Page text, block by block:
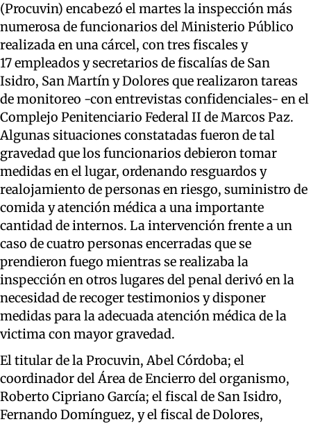
(Procuvin) encabezó el martes la inspección más
numerosa de funcionarios del Ministerio Público
realizada en una cárcel, con tres fiscales y
17 empleados y secretarios de fiscalías de San
Isidro, San Martín y Dolores que realizaron tareas
de monitoreo -con entrevistas confidenciales- en el
Complejo Penitenciario Federal II de Marcos Paz.
Algunas situaciones constatadas fueron de tal
gravedad que los funcionarios debieron tomar
medidas en el lugar, ordenando resguardos y
realojamiento de personas en riesgo, suministro de
comida y atención médica a una importante
cantidad de internos. La intervención frente a un
caso de cuatro personas encerradas que se
prendieron fuego mientras se realizaba la
inspección en otros lugares del penal derivó en la
necesidad de recoger testimonios y disponer
medidas para la adecuada atención médica de la
victima con mayor gravedad.
El titular de la Procuvin, Abel Córdoba; el
coordinador del Área de Encierro del organismo,
Roberto Cipriano García; el fiscal de San Isidro,
Fernando Domínguez, y el fiscal de Dolores,